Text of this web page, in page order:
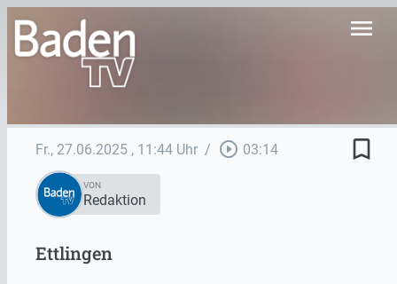
menu
Fr., 27.06.2025 , 11:44 Uhr / play_circle_outline 03:14 bookmark_border
VON
Redaktion
Ettlingen